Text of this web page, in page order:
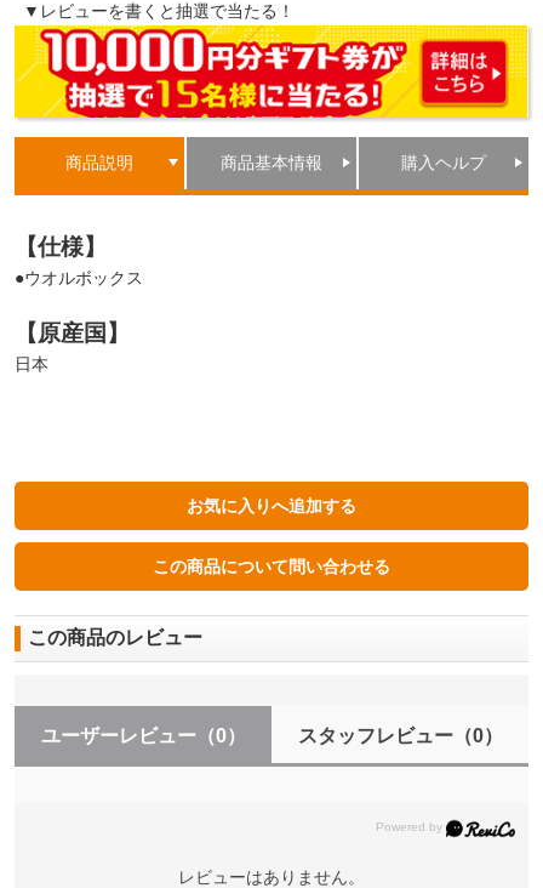
▼レビューを書くと抽選で当たる！
商品説明 商品基本情報 購入ヘルプ
【仕様】
●ウオルボックス
【原産国】
日本
この商品のレビュー
ユーザーレビュー （0） スタッフレビュー（0）
レビューはありません。